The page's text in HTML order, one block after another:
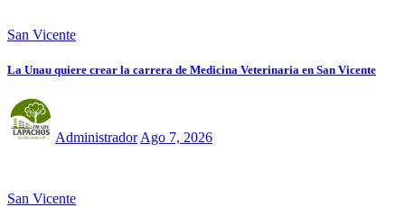
San Vicente
La Unau quiere crear la carrera de Medicina Veterinaria en San Vicente
Administrador Ago 7, 2026
San Vicente